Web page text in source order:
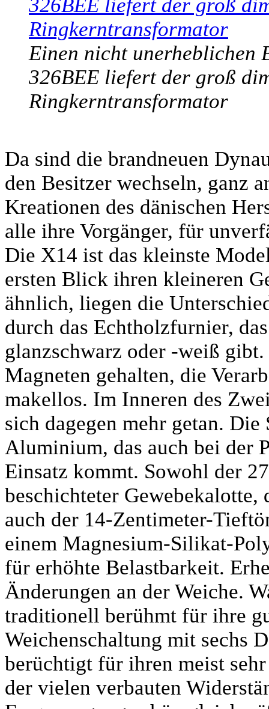
Einen nicht unerheblichen
326BEE liefert der groß
Ringkerntransformator
Da sind die brandneuen
den Besitzer wechseln, ganz
Kreationen des dänischen
alle ihre Vorgänger, für
Die X14 ist das kleinste
ersten Blick ihren kleineren
ähnlich, liegen die
durch das Echtholzfurnier,
glanzschwarz oder -weiß
Magneten gehalten, die
makellos. Im Inneren des
sich dagegen mehr getan.
Aluminium, das auch bei der
Einsatz kommt. Sowohl der
beschichteter
auch der 14-Zentimeter-
einem Magnesium-Silikat-
für erhöhte Belastbarkeit.
Änderungen an der Weiche.
traditionell berühmt für ihre
Weichenschaltung mit sechs
berüchtigt für ihren meist
der vielen verbauten